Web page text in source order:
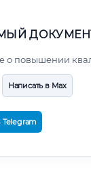
о повышении
Написать в Max
Telegram